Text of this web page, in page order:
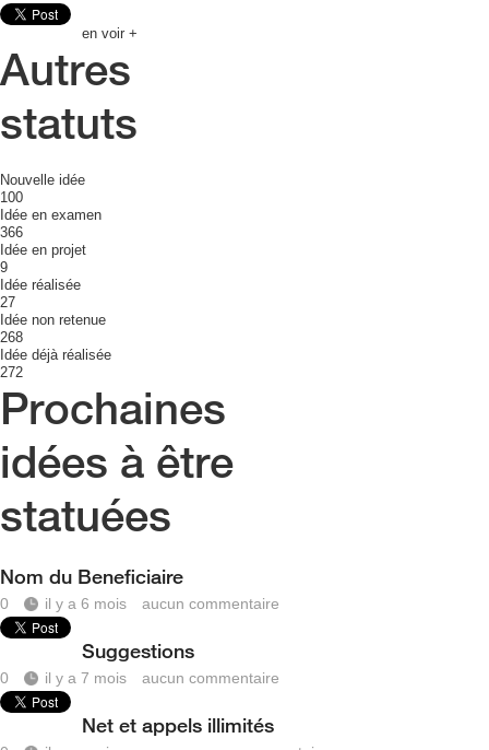
en voir +
Autres
statuts
Nouvelle idée
100
Idée en examen
366
Idée en projet
9
Idée réalisée
27
Idée non retenue
268
Idée déjà réalisée
272
Prochaines
idées à être
statuées
Nom du Beneficiaire
0 il y a 6 mois aucun commentaire
Suggestions
0 il y a 7 mois aucun commentaire
Net et appels illimités